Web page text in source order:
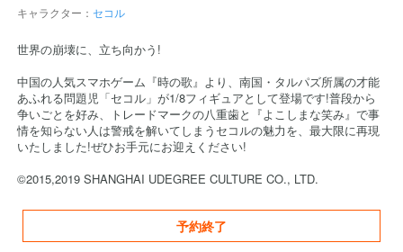
キャラクター： セコル
世界の崩壊に、立ち向かう!
中国の人気スマホゲーム『時の歌』より、南国・タルパズ所属の才能
あふれる問題児「セコル」が1/8フィギュアとして登場です!普段から
争いごとを好み、トレードマークの八重歯と『よこしまな笑み』で事
情を知らない人は警戒を解いてしまうセコルの魅力を、最大限に再現
いたしました!ぜひお手元にお迎えください!
©2015,2019 SHANGHAI UDEGREE CULTURE CO., LTD.
予約終了